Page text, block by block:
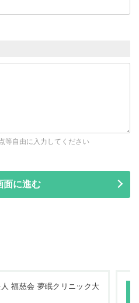
等自由に入力してください
福慈会 夢眠クリニック大